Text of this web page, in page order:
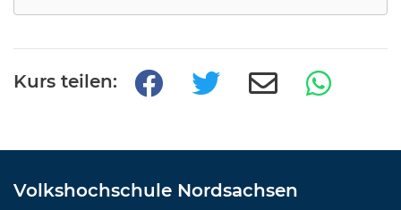
Kurs teilen:
Volkshochschule Nordsachsen